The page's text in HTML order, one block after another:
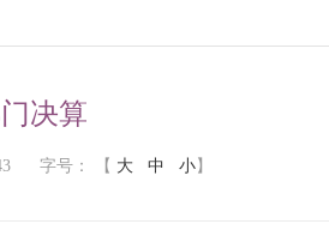
决算
字号： 【 大 中 小 】